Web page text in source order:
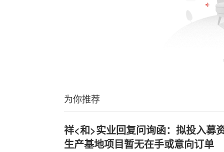
为你推荐
祥<和>实业回复问询函：拟投入募
生产基地项目暂无在手或意向订单